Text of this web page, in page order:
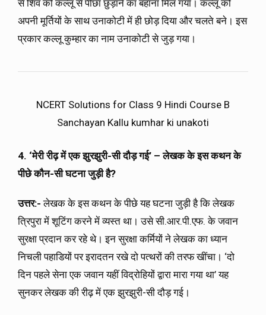
से शिव को कल्लू से पीछा छुड़ाने का बहाना मिल गया। कल्लू को
अपनी मूर्तियों के साथ उनाकोटी में ही छोड़ दिया और चलते बने। इस
प्रकार कल्लू कुम्हार का नाम उनाकोटी से जुड़ गया।
NCERT Solutions for Class 9 Hindi Course B
Sanchayan Kallu kumhar ki unakoti
4. ‘मेरी रीढ़ में एक झुरझुरी-सी दौड़ गई’ – लेखक के इस कथन के
पीछे कौन-सी घटना जुड़ी है?
उत्तर:-लेखक के इस कथन के पीछे यह घटना जुड़ी है कि लेखक
त्रिपुरा में शूटिंग करने में व्यस्त था। उसे सी.आर.पी.एफ. के जवान
सुरक्षा प्रदान कर रहे थे। इन सुरक्षा कर्मियों ने लेखक का ध्यान
निचली पहाडियों पर इरादतन रखे दो पत्थरों की तरफ खींचा। ‘दो
दिन पहले सेना एक जवान यहीं विद्रोहियों द्वारा मारा गया था’ यह
सुनकर लेखक की रीढ़ में एक झुरझुरी-सी दौड़ गई।